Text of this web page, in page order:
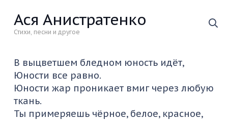
Ася Анистратенко
Стихи, песни и другое
В выцветшем бледном юность идёт,
Юности все равно.
Юности жар проникает вмиг через любую
ткань.
Ты примеряешь чёрное, белое, красное,